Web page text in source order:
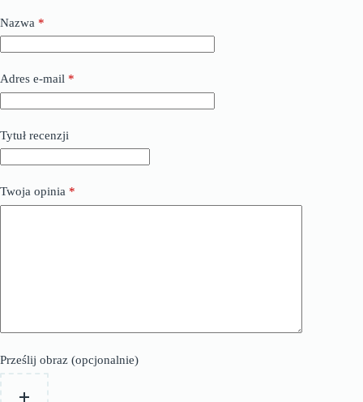
Nazwa *
Adres e-mail *
Tytuł recenzji
Twoja opinia *
Prześlij obraz (opcjonalnie)